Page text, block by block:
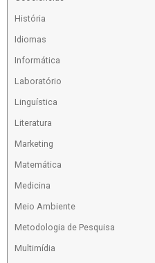
História
Idiomas
Informática
Laboratório
Linguística
Literatura
Marketing
Matemática
Medicina
Meio Ambiente
Metodologia de Pesquisa
Multimídia